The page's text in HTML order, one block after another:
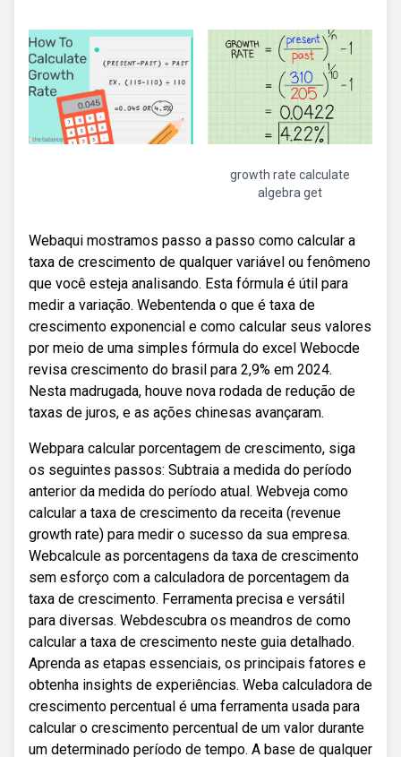
growth rate calculate
algebra get
Webaqui mostramos passo a passo como calcular a
taxa de crescimento de qualquer variável ou fenômeno
que você esteja analisando. Esta fórmula é útil para
medir a variação. Webentenda o que é taxa de
crescimento exponencial e como calcular seus valores
por meio de uma simples fórmula do excel Webocde
revisa crescimento do brasil para 2,9% em 2024.
Nesta madrugada, houve nova rodada de redução de
taxas de juros, e as ações chinesas avançaram.
Webpara calcular porcentagem de crescimento, siga
os seguintes passos: Subtraia a medida do período
anterior da medida do período atual. Webveja como
calcular a taxa de crescimento da receita (revenue
growth rate) para medir o sucesso da sua empresa.
Webcalcule as porcentagens da taxa de crescimento
sem esforço com a calculadora de porcentagem da
taxa de crescimento. Ferramenta precisa e versátil
para diversas. Webdescubra os meandros de como
calcular a taxa de crescimento neste guia detalhado.
Aprenda as etapas essenciais, os principais fatores e
obtenha insights de experiências. Weba calculadora de
crescimento percentual é uma ferramenta usada para
calcular o crescimento percentual de um valor durante
um determinado período de tempo. A base de qualquer